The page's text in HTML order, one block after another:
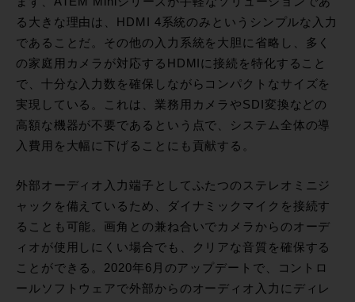
る大きな理由は、HDMI 4系統のみというシンプルな入力
であることだ。その他の入力系統を大胆に省略し、多く
の家庭用カメラが対応するHDMIに接続を特化すること
で、十分な入力数を確保しながらコンパクトなサイズを
実現している。これは、業務用カメラやSDI変換などの
高額な機器が不要であるという点で、システム全体の導
入費用を大幅に下げることにも貢献する。
外部オーディオ入力端子としてふたつのステレオミニジ
ャックを備えているため、ダイナミックマイクを接続す
ることも可能。画角との兼ね合いでカメラからのオーデ
ィオが使用しにくい場合でも、クリアな音質を確保する
ことができる。2020年6月のアップデートで、コントロ
ールソフトウェアで外部からのオーディオ入力にディレ